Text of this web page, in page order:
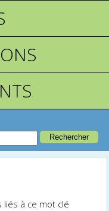
à ce mot clé